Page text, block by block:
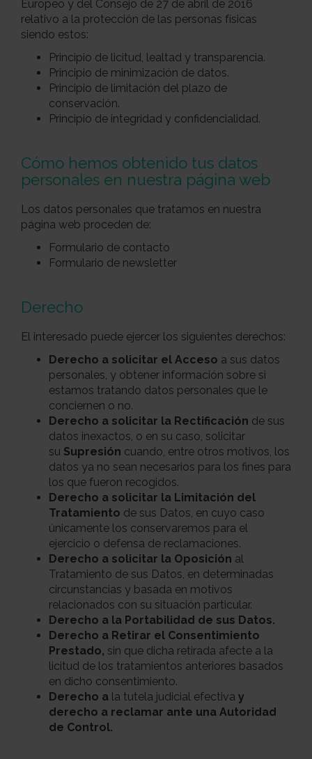
Europeo y del Consejo de 27 de abril de 2016
relativo a la protección de las personas físicas
siendo estos:
Principio de licitud, lealtad y transparencia.
Principio de minimización de datos.
Principio de limitación del plazo de
conservación.
Principio de integridad y confidencialidad.
Cómo hemos obtenido tus datos
personales en nuestra página web
Los datos personales que tratamos en nuestra
página web proceden de:
Formulario de contacto
Formulario de newsletter
Derecho
El interesado puede ejercer los siguientes derechos:
Derecho a solicitar el Acceso a sus datos
personales, y obtener información sobre si
estamos tratando datos personales que le
conciernen o no.
Derecho a solicitar la Rectificación de sus
datos inexactos, o en su caso, solicitar
su Supresión cuando, entre otros motivos, los
datos ya no sean necesarios para los fines para
los que fueron recogidos.
Derecho a solicitar la Limitación del
Tratamiento de sus Datos, en cuyo caso
únicamente los conservaremos para el
ejercicio o defensa de reclamaciones.
Derecho a solicitar la Oposición al
Tratamiento de sus Datos, en determinadas
circunstancias y basada en motivos
relacionados con su situación particular.
Derecho a la Portabilidad de sus Datos.
Derecho a Retirar el Consentimiento
Prestado, sin que dicha retirada afecte a la
licitud de los tratamientos anteriores basados
en dicho consentimiento.
Derecho a la tutela judicial efectiva y
derecho a reclamar ante una Autoridad
de Control.